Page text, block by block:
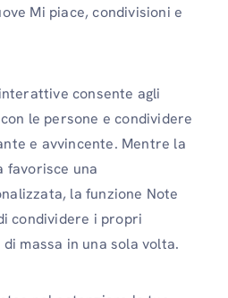
Mi piace, condivisioni e
consente agli
le persone e condividere
e avvincente. Mentre la
favorisce una
la funzione Note
condividere i propri
massa in una sola volta.